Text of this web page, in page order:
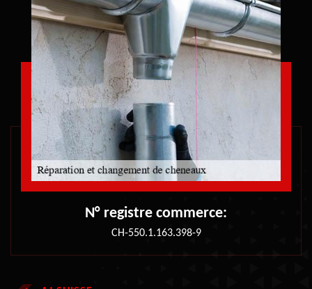
N° registre commerce:
CH-550.1.163.398-9